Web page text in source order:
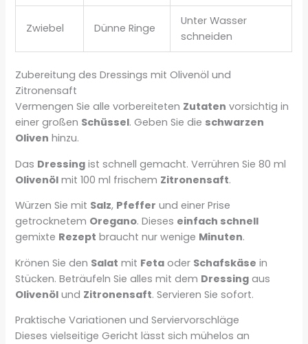
Zwiebel Dünne Ringe
Unter Wasser
schneiden
Zubereitung des Dressings mit Olivenöl und
Zitronensaft
Vermengen Sie alle vorbereiteten Zutaten vorsichtig in
einer großen Schüssel. Geben Sie die schwarzen
Oliven hinzu.
Das Dressing ist schnell gemacht. Verrühren Sie 80 ml
Olivenöl mit 100 ml frischem Zitronensaft.
Würzen Sie mit Salz, Pfeffer und einer Prise
getrocknetem Oregano. Dieses einfach schnell
gemixte Rezept braucht nur wenige Minuten.
Krönen Sie den Salat mit Feta oder Schafskäse in
Stücken. Beträufeln Sie alles mit dem Dressing aus
Olivenöl und Zitronensaft. Servieren Sie sofort.
Praktische Variationen und Serviervorschläge
Dieses vielseitige Gericht lässt sich mühelos an